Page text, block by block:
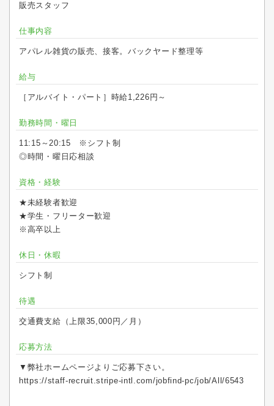
販売スタッフ
仕事内容
アパレル雑貨の販売、接客。バックヤード整理等
給与
［アルバイト・パート］時給1,226円～
勤務時間・曜日
11:15～20:15 ※シフト制
◎時間・曜日応相談
資格・経験
★未経験者歓迎
★学生・フリーター歓迎
※高卒以上
休日・休暇
シフト制
待遇
交通費支給（上限35,000円／月）
応募方法
▼弊社ホームページよりご応募下さい。
https://staff-recruit.stripe-intl.com/jobfind-pc/job/All/6543